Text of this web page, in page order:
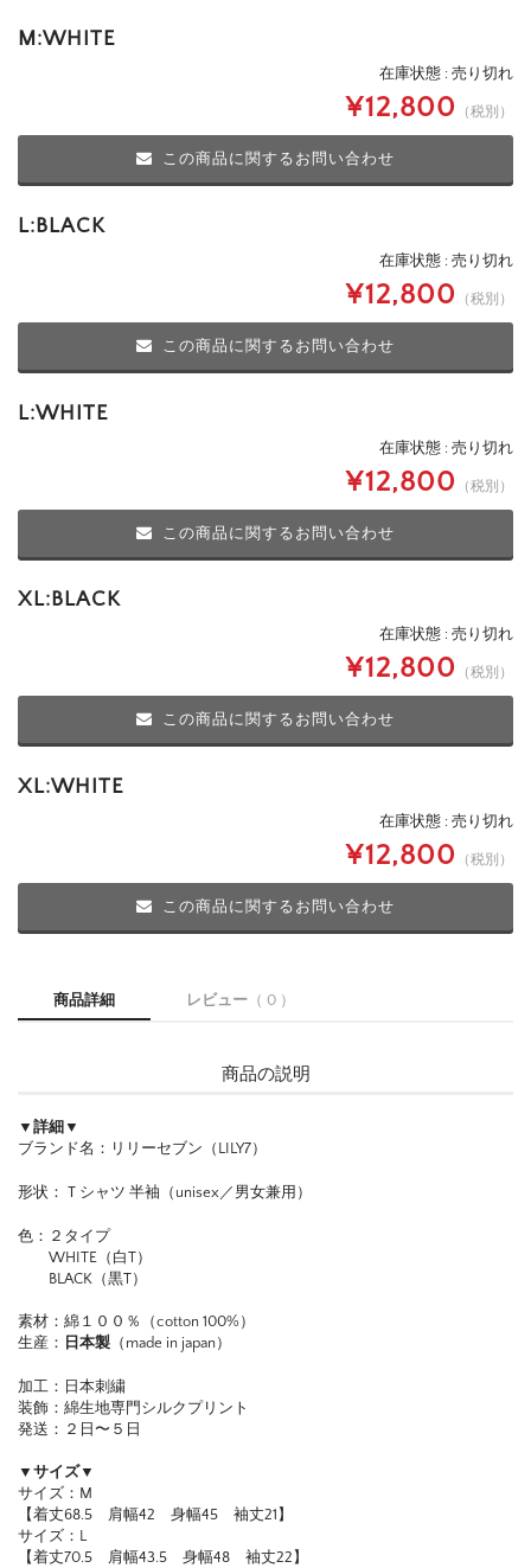
M:WHITE
在庫状態 : 売り切れ
¥12,800 （税別）
この商品に関するお問い合わせ
L:BLACK
在庫状態 : 売り切れ
¥12,800 （税別）
この商品に関するお問い合わせ
L:WHITE
在庫状態 : 売り切れ
¥12,800 （税別）
この商品に関するお問い合わせ
XL:BLACK
在庫状態 : 売り切れ
¥12,800 （税別）
この商品に関するお問い合わせ
XL:WHITE
在庫状態 : 売り切れ
¥12,800 （税別）
この商品に関するお問い合わせ
商品詳細 レビュー （ 0 ）
商品の説明
▼詳細▼
ブランド名：リリーセブン（LILY7）
形状：Ｔシャツ 半袖（unisex／男女兼用）
色：２タイプ
WHITE（白T）
BLACK（黒T）
素材：綿１００％（cotton 100%）
生産： 日本製 （made in japan）
加工：日本刺繍
装飾：綿生地専門シルクプリント
発送：２日〜５日
▼サイズ▼
サイズ：M
【着丈68.5 肩幅42 身幅45 袖丈21】
サイズ：L
【着丈70.5 肩幅43.5 身幅48 袖丈22】